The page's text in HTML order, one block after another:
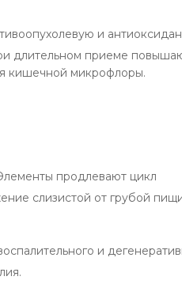
и
длительном приеме
кишечной микрофлоры.
продлевают цикл
слизистой от грубой
и